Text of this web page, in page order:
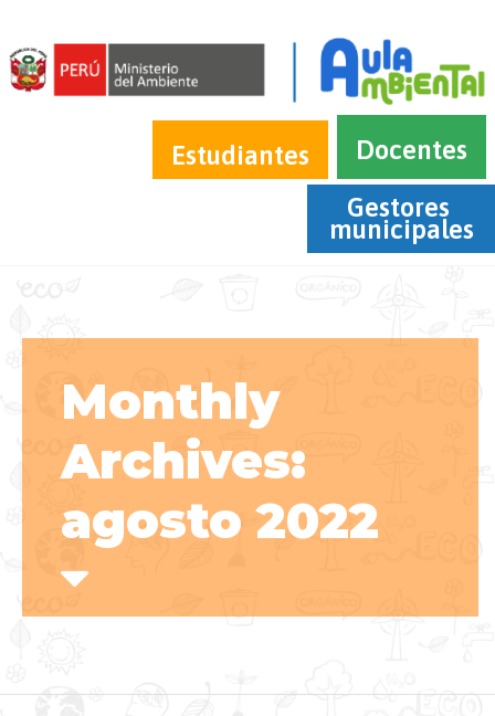
Estudiantes
Docentes
Gestores
municipales
Monthly
Archives:
agosto 2022